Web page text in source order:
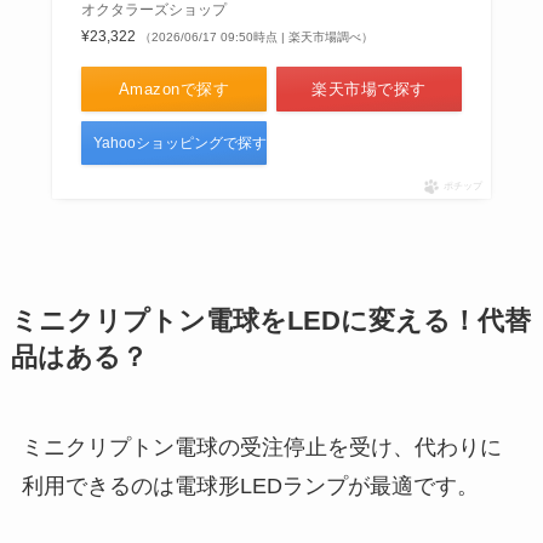
オクタラーズショップ
¥23,322
（2026/06/17 09:50時点 | 楽天市場調べ）
Amazonで探す 楽天市場で探す
Yahooショッピングで探す
ポチップ
ミニクリプトン電球をLEDに変える！代替
品はある？
ミニクリプトン電球の受注停止を受け、代わりに
利用できるのは電球形LEDランプが最適です。